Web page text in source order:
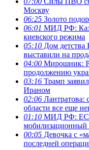
Москву
06:25 Золото
06:01 МИД РФ:
киевского режима
05:10 Дом детства
выставили на
04:00 Мирошник:
продолжению
03:16 Трамп
Ираном
02:06 Лантратова:
области все еще
01:10 МИД РФ: ЕС
мобилизационный
00:05 Девочка с
последней